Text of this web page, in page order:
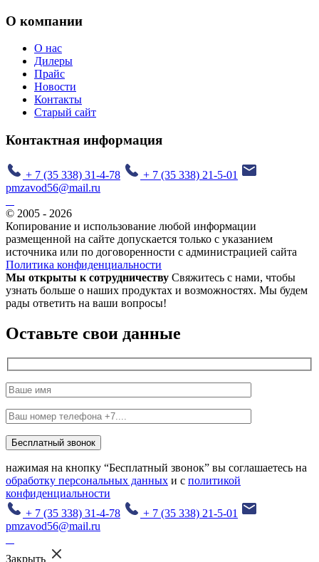
О компании
О нас
Дилеры
Прайс
Новости
Контакты
Старый сайт
Контактная информация
+ 7 (35 338) 31-4-78
+ 7 (35 338) 21-5-01
pmzavod56@mail.ru
© 2005 - 2026
Копирование и использование любой информации
размещенной на сайте допускается только с указанием
источника или по договоренности с администрацией сайта
Политика конфиденциальности
Мы открыты к сотрудничеству Свяжитесь с нами, чтобы
узнать больше о наших продуктах и возможностях. Мы будем
рады ответить на ваши вопросы!
Оставьте свои данные
Бесплатный звонок
нажимая на кнопку “Бесплатный звонок” вы соглашаетесь на
обработку персональных данных и с политикой
конфиденциальности
+ 7 (35 338) 31-4-78
+ 7 (35 338) 21-5-01
pmzavod56@mail.ru
Закрыть